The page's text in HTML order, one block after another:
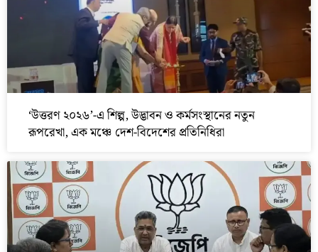
‘উত্তরণ ২০২৬’-এ শিল্প, উদ্ভাবন ও কর্মসংস্থানের নতুন
রূপরেখা, এক মঞ্চে দেশ-বিদেশের প্রতিনিধিরা